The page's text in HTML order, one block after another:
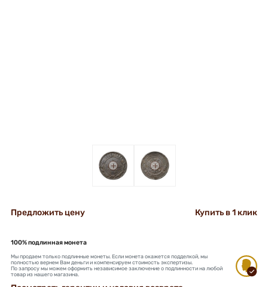
+ +
Предложить цену Купить в 1 клик
100% подлинная монета
Мы продаем только подлинные монеты. Если монета окажется подделкой, мы
полностью вернем Вам деньги и компенсируем стоимость экспертизы.
По запросу мы можем оформить независимое заключение о подлинности на любой
товар из нашего магазина.